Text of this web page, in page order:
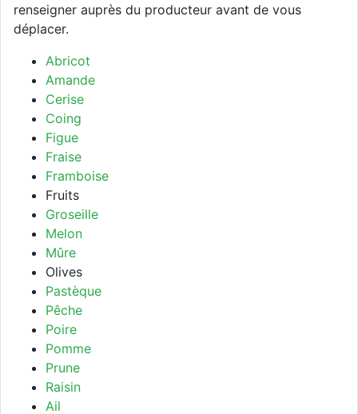
renseigner auprès du producteur avant de vous
déplacer.
Abricot
Amande
Cerise
Coing
Figue
Fraise
Framboise
Fruits
Groseille
Melon
Mûre
Olives
Pastèque
Pêche
Poire
Pomme
Prune
Raisin
Ail